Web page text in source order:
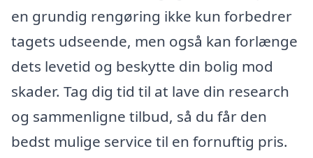
en grundig rengøring ikke kun forbedrer
tagets udseende, men også kan forlænge
dets levetid og beskytte din bolig mod
skader. Tag dig tid til at lave din research
og sammenligne tilbud, så du får den
bedst mulige service til en fornuftig pris.